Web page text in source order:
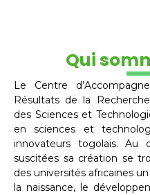
Qui
Le Centre
Résultats de la
des Sciences et
en sciences et
innovateurs togolais.
suscitées sa création se
des universités africaines
la naissance, le